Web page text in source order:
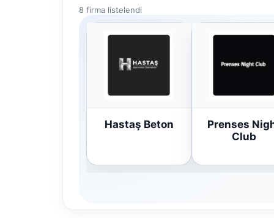
8 firma listelendi
Hastaş Beton
Prenses
Club